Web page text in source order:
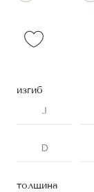
изгиб
J
D
толщина